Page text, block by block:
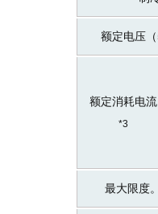
额定电压
额定消耗电流
*3
最大限度